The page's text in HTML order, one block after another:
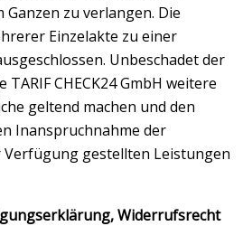
zu verlangen. Die
Einzelakte zu einer
Unbeschadet der
CHECK24 GmbH weitere
geltend machen und den
Inanspruchnahme der
gestellten Leistungen
Widerrufsrecht